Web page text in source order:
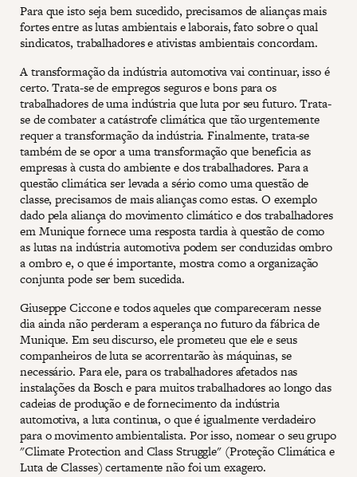
Para que isto seja bem sucedido, precisamos de alianças mais
fortes entre as lutas ambientais e laborais, fato sobre o qual
sindicatos, trabalhadores e ativistas ambientais concordam.
A transformação da indústria automotiva vai continuar, isso é
certo. Trata-se de empregos seguros e bons para os
trabalhadores de uma indústria que luta por seu futuro. Trata-
se de combater a catástrofe climática que tão urgentemente
requer a transformação da indústria. Finalmente, trata-se
também de se opor a uma transformação que beneficia as
empresas à custa do ambiente e dos trabalhadores. Para a
questão climática ser levada a sério como uma questão de
classe, precisamos de mais alianças como estas. O exemplo
dado pela aliança do movimento climático e dos trabalhadores
em Munique fornece uma resposta tardia à questão de como
as lutas na indústria automotiva podem ser conduzidas ombro
a ombro e, o que é importante, mostra como a organização
conjunta pode ser bem sucedida.
Giuseppe Ciccone e todos aqueles que compareceram nesse
dia ainda não perderam a esperança no futuro da fábrica de
Munique. Em seu discurso, ele prometeu que ele e seus
companheiros de luta se acorrentarão às máquinas, se
necessário. Para ele, para os trabalhadores afetados nas
instalações da Bosch e para muitos trabalhadores ao longo das
cadeias de produção e de fornecimento da indústria
automotiva, a luta continua, o que é igualmente verdadeiro
para o movimento ambientalista. Por isso, nomear o seu grupo
"Climate Protection and Class Struggle" (Proteção Climática e
Luta de Classes) certamente não foi um exagero.